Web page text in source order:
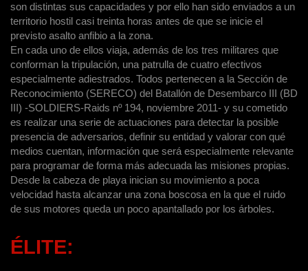
son distintas sus capacidades y por ello han sido enviados a un
territorio hostil casi treinta horas antes de que se inicie el
previsto asalto anfibio a la zona.
En cada uno de ellos viaja, además de los tres militares que
conforman la tripulación, una patrulla de cuatro efectivos
especialmente adiestrados. Todos pertenecen a la Sección de
Reconocimiento (SERECO) del Batallón de Desembarco III (BD
III) -SOLDIERS-Raids nº 194, noviembre 2011- y su cometido
es realizar una serie de actuaciones para detectar la posible
presencia de adversarios, definir su entidad y valorar con qué
medios cuentan, información que será especialmente relevante
para programar de forma más adecuada las misiones propias.
Desde la cabeza de playa inician su movimiento a poca
velocidad hasta alcanzar una zona boscosa en la que el ruido
de sus motores queda un poco apantallado por los árboles.
ÉLITE: